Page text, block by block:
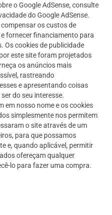
o Google AdSense, consulte
do Google AdSense.
os custos de
fornecer financiamento para
Os cookies de publicidade
este site foram projetados
os anúncios mais
rastreando
e apresentando coisas
do seu interesse.
em nosso nome e os cookies
simplesmente nos permitem
o site através de um
para que possamos
e, quando aplicável, permitir
ofereçam qualquer
lo para fazer uma compra.